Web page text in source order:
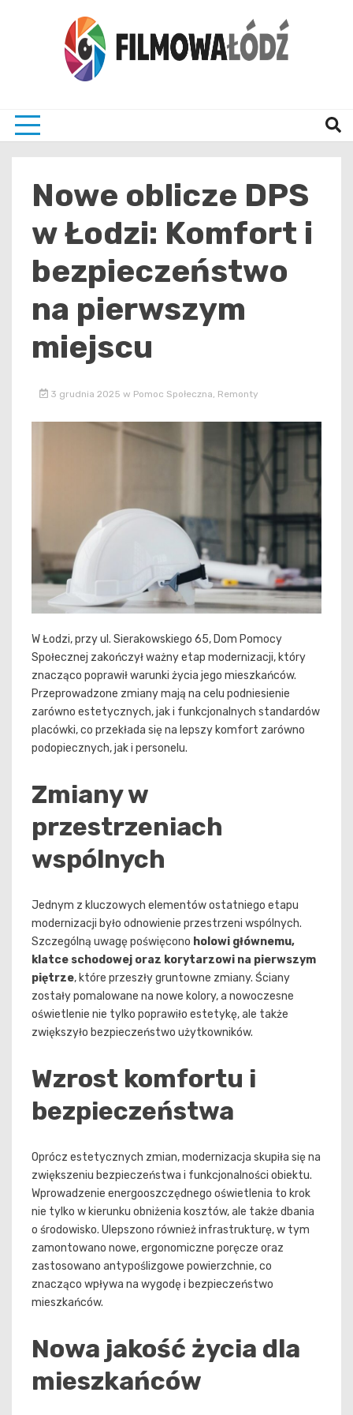
Nowe oblicze DPS
w Łodzi: Komfort i
bezpieczeństwo
na pierwszym
miejscu
3 grudnia 2025 w Pomoc Społeczna Remonty
W Łodzi, przy ul. Sierakowskiego 65, Dom Pomocy
Społecznej zakończył ważny etap modernizacji, który
znacząco poprawił warunki życia jego mieszkańców.
Przeprowadzone zmiany mają na celu podniesienie
zarówno estetycznych, jak i funkcjonalnych standardów
placówki, co przekłada się na lepszy komfort zarówno
podopiecznych, jak i personelu.
Zmiany w
przestrzeniach
wspólnych
Jednym z kluczowych elementów ostatniego etapu
modernizacji było odnowienie przestrzeni wspólnych.
Szczególną uwagę poświęcono holowi głównemu,
klatce schodowej oraz korytarzowi na pierwszym
piętrze, które przeszły gruntowne zmiany. Ściany
zostały pomalowane na nowe kolory, a nowoczesne
oświetlenie nie tylko poprawiło estetykę, ale także
zwiększyło bezpieczeństwo użytkowników.
Wzrost komfortu i
bezpieczeństwa
Oprócz estetycznych zmian, modernizacja skupiła się na
zwiększeniu bezpieczeństwa i funkcjonalności obiektu.
Wprowadzenie energooszczędnego oświetlenia to krok
nie tylko w kierunku obniżenia kosztów, ale także dbania
o środowisko. Ulepszono również infrastrukturę, w tym
zamontowano nowe, ergonomiczne poręcze oraz
zastosowano antypoślizgowe powierzchnie, co
znacząco wpływa na wygodę i bezpieczeństwo
mieszkańców.
Nowa jakość życia dla
mieszkańców